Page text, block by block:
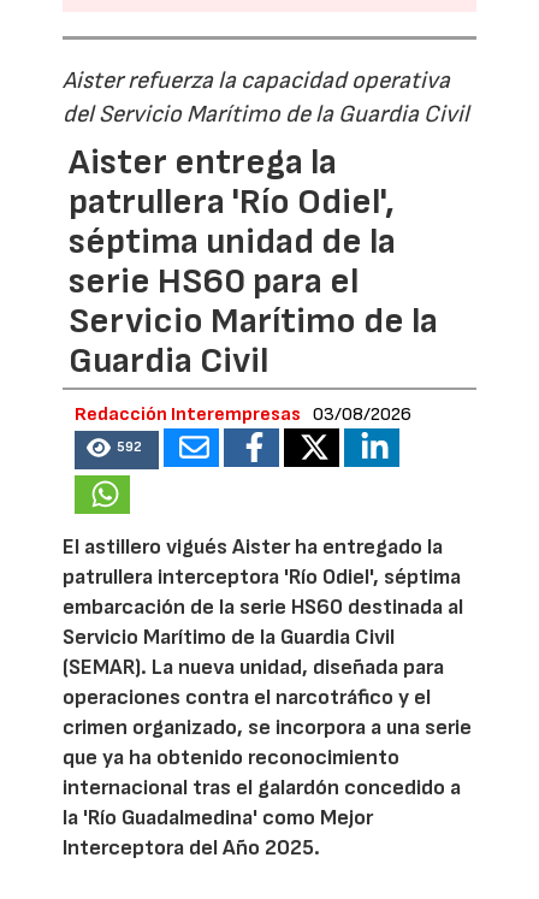
Aister refuerza la capacidad operativa
del Servicio Marítimo de la Guardia Civil
Aister entrega la
patrullera 'Río Odiel',
séptima unidad de la
serie HS60 para el
Servicio Marítimo de la
Guardia Civil
Redacción Interempresas 03/08/2026
592
El astillero vigués Aister ha entregado la
patrullera interceptora 'Río Odiel', séptima
embarcación de la serie HS60 destinada al
Servicio Marítimo de la Guardia Civil
(SEMAR). La nueva unidad, diseñada para
operaciones contra el narcotráfico y el
crimen organizado, se incorpora a una serie
que ya ha obtenido reconocimiento
internacional tras el galardón concedido a
la 'Río Guadalmedina' como Mejor
Interceptora del Año 2025.